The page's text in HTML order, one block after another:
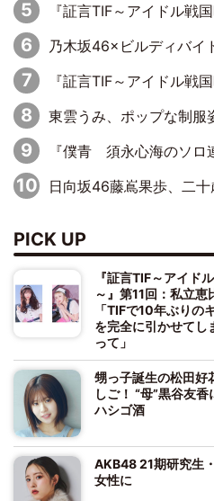
『証言TIF～アイドル戦国時代とはなんだったのか～』第10回：さくら学院・武藤彩未×飯
乃木坂46×ビルディバイドTCG Vol.2公開 賀
『証言TIF～アイドル戦国時代とはなんだったのか～』第8回：Negicco・
東雲うみ、ポップな制服姿
『僕青 須永心海のソロ連載』第18回：「
日向坂46藤嶌果歩、二十歳のサプライズバースデーに
PICK UP
『証言TIF～アイド
～』第11回：私立
「TIFで10年ぶりの
を完全に引かせてし
って」
甥っ子誕生の松田好
しご！ “母”黒谷友
ハシゴ酒
AKB48 21期研究生
女性に